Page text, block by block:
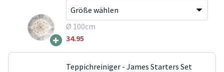
+
Ø 100cm
34.95
Teppichreiniger - James Starters Set